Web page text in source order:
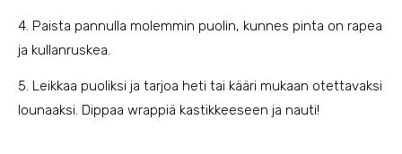
4. Paista pannulla molemmin puolin, kunnes pinta on rapea
ja kullanruskea.
5. Leikkaa puoliksi ja tarjoa heti tai kääri mukaan otettavaksi
lounaaksi. Dippaa wrappiä kastikkeeseen ja nauti!